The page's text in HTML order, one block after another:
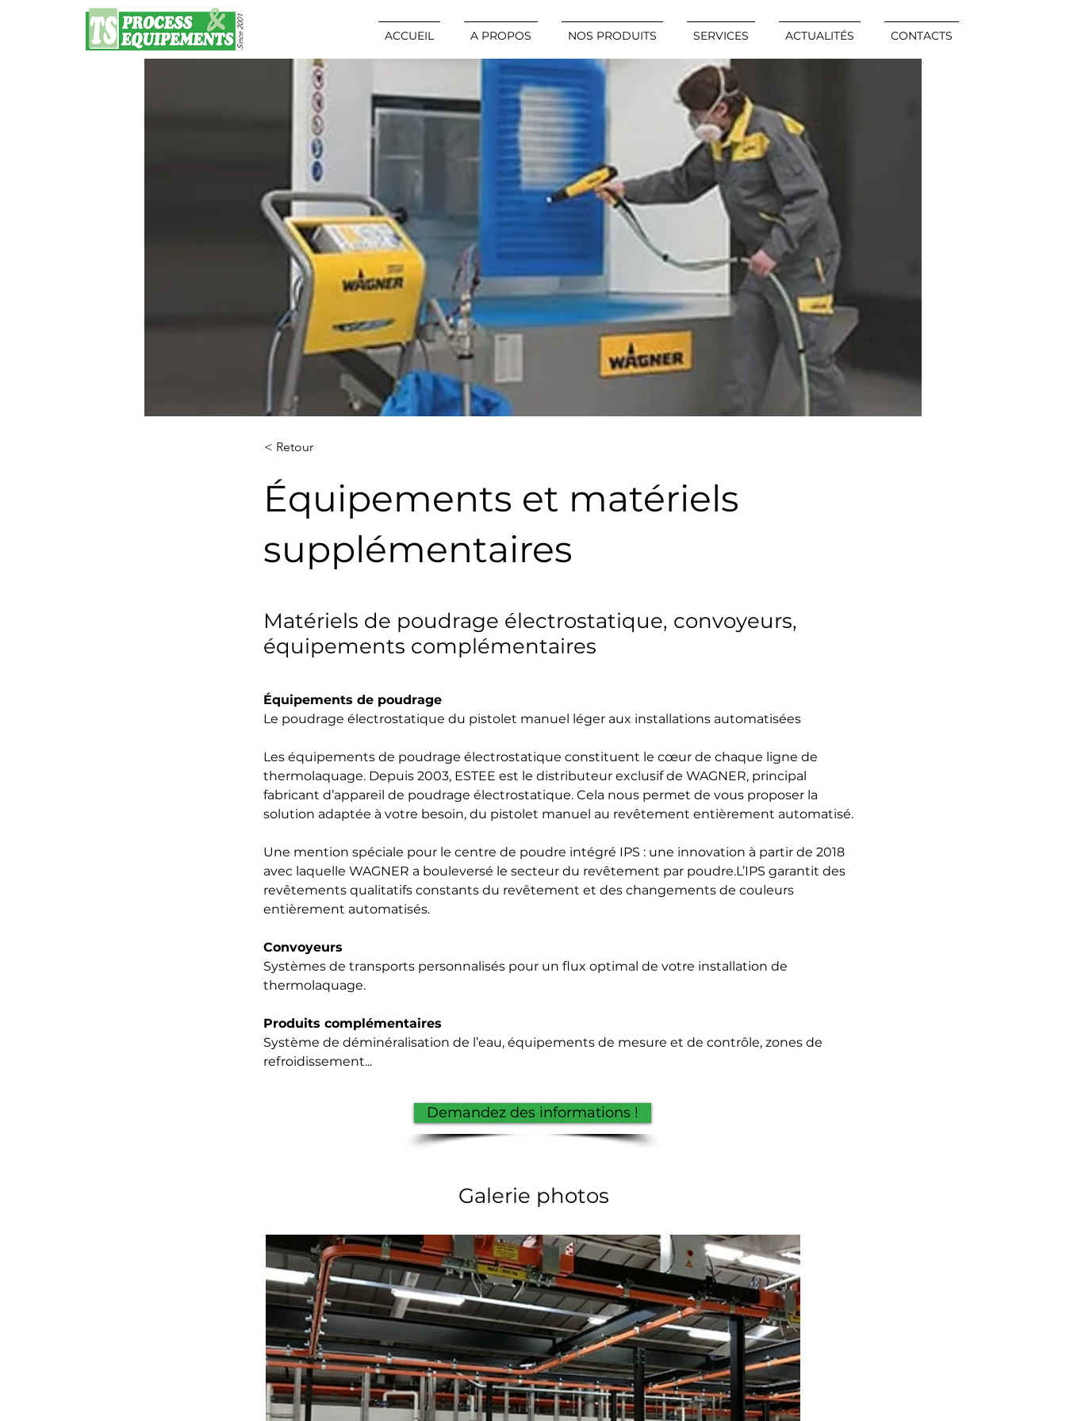
ACCUEIL A PROPOS NOS PRODUITS SERVICES ACTUALITÉS CONTACTS
< Retour
Équipements et matériels
supplémentaires
Matériels de poudrage électrostatique, convoyeurs,
équipements complémentaires
Équipements de poudrage
Le poudrage électrostatique du pistolet manuel léger aux installations automatisées
Les équipements de poudrage électrostatique constituent le cœur de chaque ligne de
thermolaquage. Depuis 2003, ESTEE est le distributeur exclusif de WAGNER, principal
fabricant d’appareil de poudrage électrostatique. Cela nous permet de vous proposer la
solution adaptée à votre besoin, du pistolet manuel au revêtement entièrement automatisé.
Une mention spéciale pour le centre de poudre intégré IPS : une innovation à partir de 2018
avec laquelle WAGNER a bouleversé le secteur du revêtement par poudre.L’IPS garantit des
revêtements qualitatifs constants du revêtement et des changements de couleurs
entièrement automatisés.
Convoyeurs
Systèmes de transports personnalisés pour un flux optimal de votre installation de
thermolaquage.
Produits complémentaires
Système de déminéralisation de l’eau, équipements de mesure et de contrôle, zones de
refroidissement...
Demandez des informations !
Galerie photos